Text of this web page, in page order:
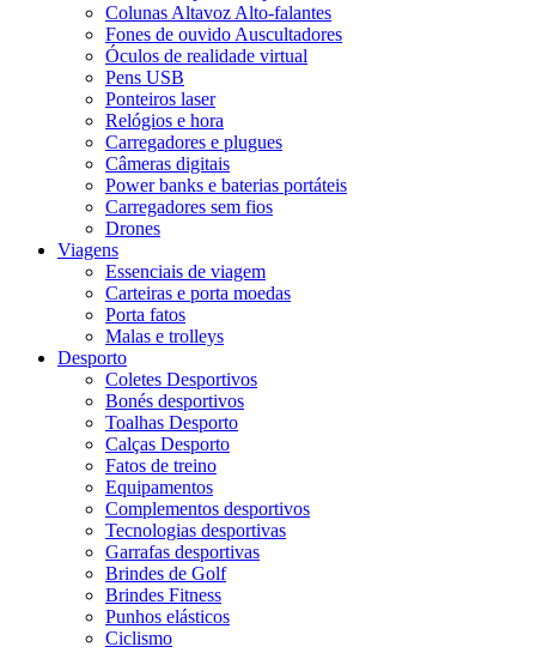
Colunas Altavoz Alto-falantes
Fones de ouvido Auscultadores
Óculos de realidade virtual
Pens USB
Ponteiros laser
Relógios e hora
Carregadores e plugues
Câmeras digitais
Power banks e baterias portáteis
Carregadores sem fios
Drones
Viagens
Essenciais de viagem
Carteiras e porta moedas
Porta fatos
Malas e trolleys
Desporto
Coletes Desportivos
Bonés desportivos
Toalhas Desporto
Calças Desporto
Fatos de treino
Equipamentos
Complementos desportivos
Tecnologias desportivas
Garrafas desportivas
Brindes de Golf
Brindes Fitness
Punhos elásticos
Ciclismo